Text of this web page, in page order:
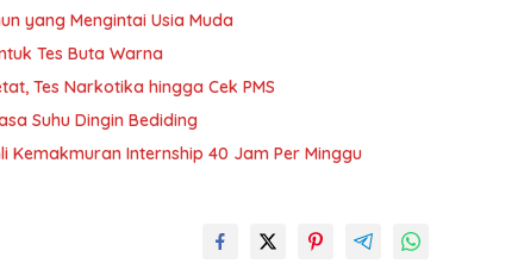
yang Mengintai Usia Muda
Tes Buta Warna
Tes Narkotika hingga Cek PMS
Suhu Dingin Bediding
Kemakmuran Internship 40 Jam Per Minggu